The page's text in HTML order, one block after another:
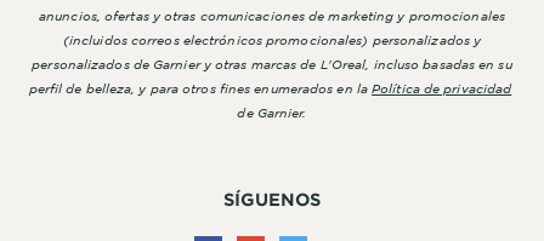
SÍGUENOS
anuncios, ofertas y otras comunicaciones de marketing y promocionales
(incluidos correos electrónicos promocionales) personalizados y
personalizados de Garnier y otras marcas de L'Oreal, incluso basadas en su
perfil de belleza, y para otros fines enumerados en laPolítica de privacidad
de Garnier.